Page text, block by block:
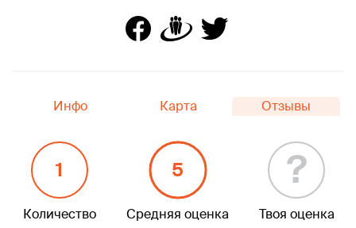
Инфо Карта Отзывы
1
Количество
5
Средняя оценка
?
Твоя оценка